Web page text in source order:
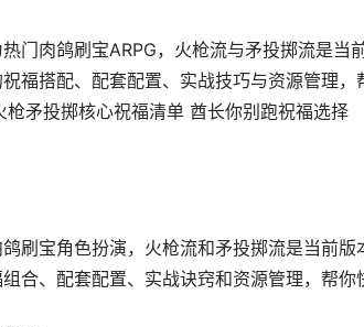
门肉鸽刷宝ARPG，火枪流与矛投掷流是当
福搭配、配套配置、实战技巧与资源管理
矛投掷核心祝福清单 酋长你别跑祝福选择
刷宝角色扮演，火枪流和矛投掷流是当前版
合、配套配置、实战诀窍和资源管理，帮你